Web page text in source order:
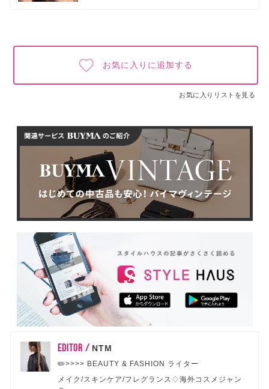
お気に入りに追加する
お気に入りリストを見る
EDITOR / NTM
✏️>>>> BEAUTY & FASHION ライター
メイク/スキンケア/フレグランス♢海外コスメジャン